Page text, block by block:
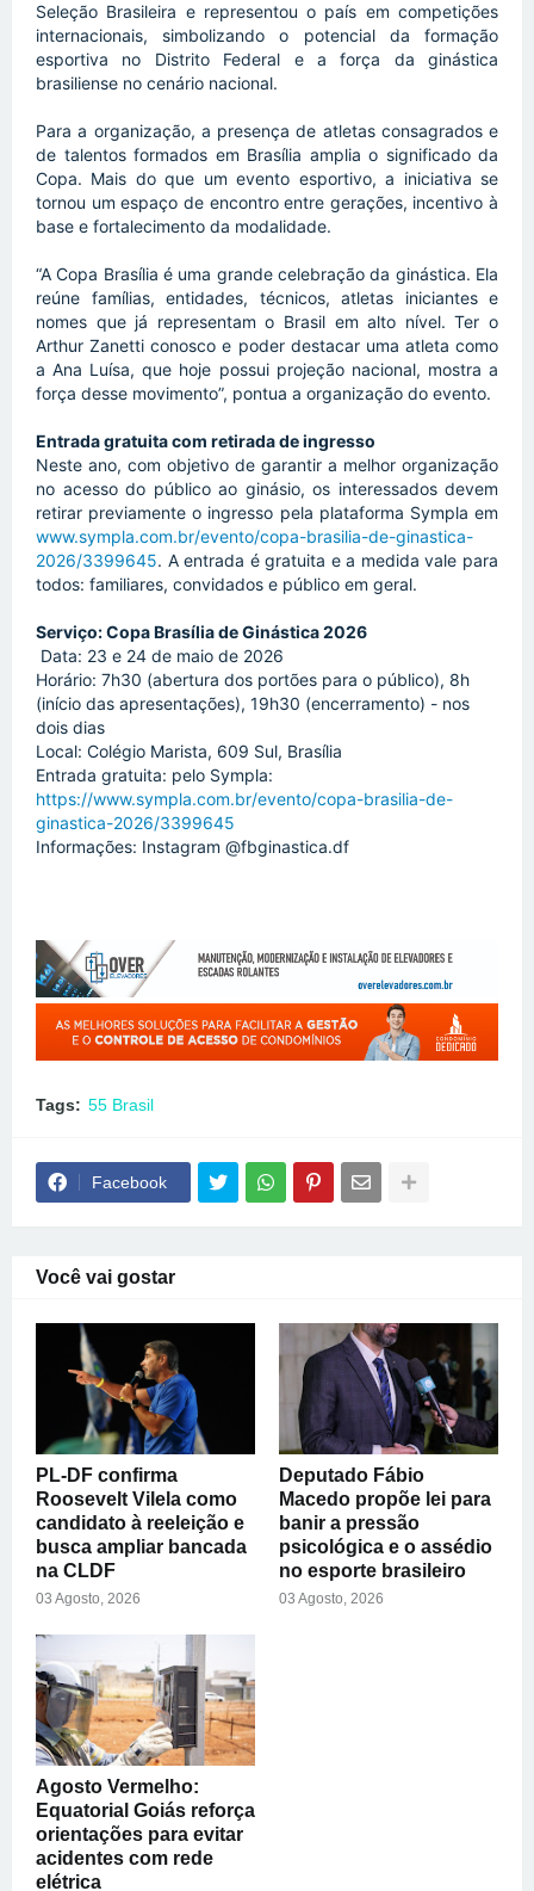
Seleção Brasileira e representou o país em competições
internacionais, simbolizando o potencial da formação
esportiva no Distrito Federal e a força da ginástica
brasiliense no cenário nacional.
Para a organização, a presença de atletas consagrados e
de talentos formados em Brasília amplia o significado da
Copa. Mais do que um evento esportivo, a iniciativa se
tornou um espaço de encontro entre gerações, incentivo à
base e fortalecimento da modalidade.
“A Copa Brasília é uma grande celebração da ginástica. Ela
reúne famílias, entidades, técnicos, atletas iniciantes e
nomes que já representam o Brasil em alto nível. Ter o
Arthur Zanetti conosco e poder destacar uma atleta como
a Ana Luísa, que hoje possui projeção nacional, mostra a
força desse movimento”, pontua a organização do evento.
Entrada gratuita com retirada de ingresso
Neste ano, com objetivo de garantir a melhor organização
no acesso do público ao ginásio, os interessados devem
www.sympla.com.br/evento/copa-brasilia-de-ginastica-
2026/3399645. A entrada é gratuita e a medida vale para
todos: familiares, convidados e público em geral.
Serviço: Copa Brasília de Ginástica 2026
Data: 23 e 24 de maio de 2026
Horário: 7h30 (abertura dos portões para o público), 8h
(início das apresentações), 19h30 (encerramento) - nos
dois dias
Local: Colégio Marista, 609 Sul, Brasília
https://www.sympla.com.br/evento/copa-brasilia-de-
ginastica-2026/3399645
Informações: Instagram @fbginastica.df
Tags: 55 Brasil
Facebook
Você vai gostar
PL-DF confirma
Roosevelt Vilela como
candidato à reeleição e
busca ampliar bancada
na CLDF
03 Agosto, 2026
Deputado Fábio
Macedo propõe lei para
banir a pressão
psicológica e o assédio
no esporte brasileiro
03 Agosto, 2026
Agosto Vermelho:
Equatorial Goiás reforça
orientações para evitar
acidentes com rede
elétrica